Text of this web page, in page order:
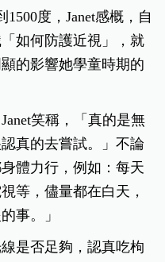
度，Janet感概，自
如何防護近視」，就
的影響她學童時期的
笑稱，「真的是無
真的去嘗試。」不論
體力行，例如：每天
等，儘量都在白天，
事。」
是否足夠，認真吃枸